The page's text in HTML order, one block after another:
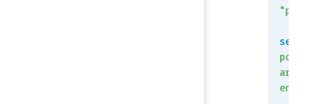
set
ard
enable